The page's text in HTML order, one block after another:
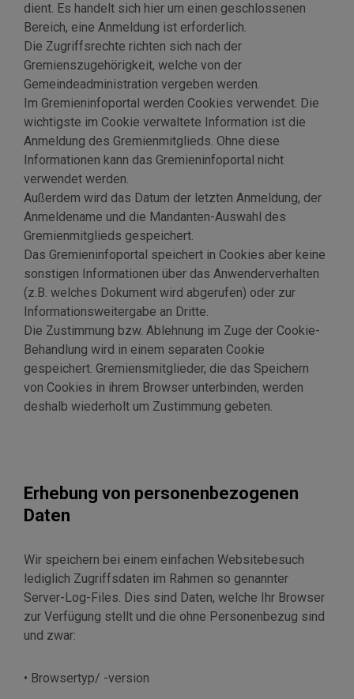
dient. Es handelt sich hier um einen geschlossenen
Bereich, eine Anmeldung ist erforderlich.
Die Zugriffsrechte richten sich nach der
Gremienszugehörigkeit, welche von der
Gemeindeadministration vergeben werden.
Im Gremieninfoportal werden Cookies verwendet. Die
wichtigste im Cookie verwaltete Information ist die
Anmeldung des Gremienmitglieds. Ohne diese
Informationen kann das Gremieninfoportal nicht
verwendet werden.
Außerdem wird das Datum der letzten Anmeldung, der
Anmeldename und die Mandanten-Auswahl des
Gremienmitglieds gespeichert.
Das Gremieninfoportal speichert in Cookies aber keine
sonstigen Informationen über das Anwenderverhalten
(z.B. welches Dokument wird abgerufen) oder zur
Informationsweitergabe an Dritte.
Die Zustimmung bzw. Ablehnung im Zuge der Cookie-
Behandlung wird in einem separaten Cookie
gespeichert. Gremiensmitglieder, die das Speichern
von Cookies in ihrem Browser unterbinden, werden
deshalb wiederholt um Zustimmung gebeten.
Erhebung von personenbezogenen
Daten
Wir speichern bei einem einfachen Websitebesuch
lediglich Zugriffsdaten im Rahmen so genannter
Server-Log-Files. Dies sind Daten, welche Ihr Browser
zur Verfügung stellt und die ohne Personenbezug sind
und zwar:
• Browsertyp/ -version